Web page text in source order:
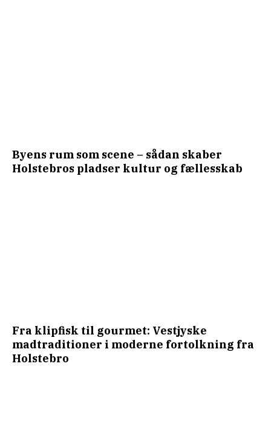
Byens rum som scene – sådan skaber
Holstebros pladser kultur og fællesskab
Fra klipfisk til gourmet: Vestjyske
madtraditioner i moderne fortolkning fra
Holstebro